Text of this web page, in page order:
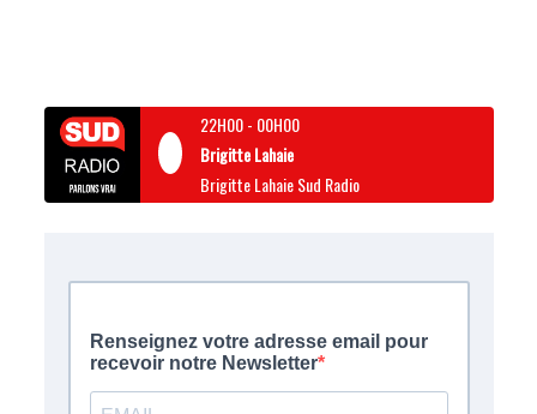
22H00- 00H00
Brigitte Lahaie
Brigitte Lahaie Sud Radio